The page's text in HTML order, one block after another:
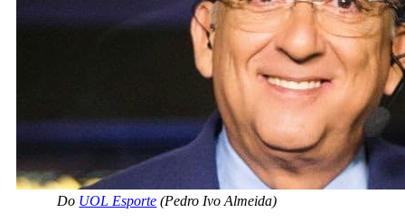
Do UOL Esporte (Pedro Ivo Almeida)